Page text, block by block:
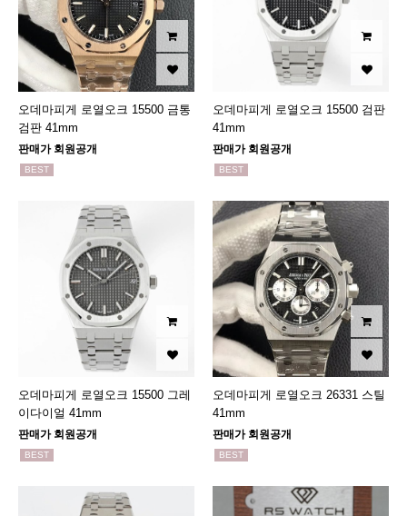
오데마피게 로열오크 15500 금통
검판 41mm
판매가 회원공개
BEST
오데마피게 로열오크 15500 검판
41mm
판매가 회원공개
BEST
오데마피게 로열오크 15500 그레
이다이얼 41mm
판매가 회원공개
BEST
오데마피게 로열오크 26331 스틸
41mm
판매가 회원공개
BEST